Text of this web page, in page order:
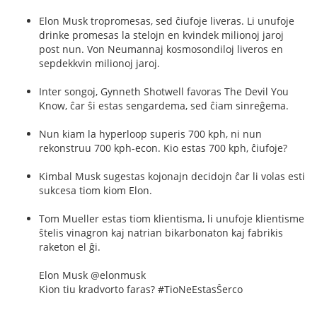
Elon Musk tropromesas, sed ĉiufoje liveras. Li unufoje
drinke promesas la stelojn en kvindek milionoj jaroj
post nun. Von Neumannaj kosmosondiloj liveros en
sepdekkvin milionoj jaroj.
Inter songoj, Gynneth Shotwell favoras The Devil You
Know, ĉar ŝi estas sengardema, sed ĉiam sinreĝema.
Nun kiam la hyperloop superis 700 kph, ni nun
rekonstruu 700 kph-econ. Kio estas 700 kph, ĉiufoje?
Kimbal Musk sugestas kojonajn decidojn ĉar li volas esti
sukcesa tiom kiom Elon.
Tom Mueller estas tiom klientisma, li unufoje klientisme
ŝtelis vinagron kaj natrian bikarbonaton kaj fabrikis
raketon el ĝi.
Elon Musk @elonmusk
Kion tiu kradvorto faras? #TioNeEstasŜerco